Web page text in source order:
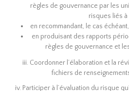
règles de gouvernance par les
risques liés à
en recommandant, le cas
en produisant des rapports
règles de gouvernance et
iii. Coordonner l’élaboration et la
fichiers de
iv. Participer à l’évaluation du risque